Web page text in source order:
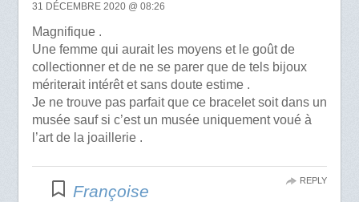
31 DÉCEMBRE 2020 @ 08:26
Magnifique .
Une femme qui aurait les moyens et le goût de
collectionner et de ne se parer que de tels bijoux
mériterait intérêt et sans doute estime .
Je ne trouve pas parfait que ce bracelet soit dans un
musée sauf si c’est un musée uniquement voué à
l’art de la joaillerie .
Françoise
REPLY